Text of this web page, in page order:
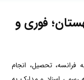
فوری و
تحصیل، انجام